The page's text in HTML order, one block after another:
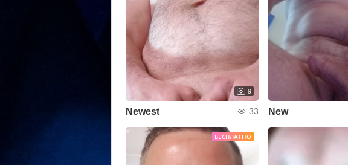
9
Newest 33 New
БЕСПЛАТНО